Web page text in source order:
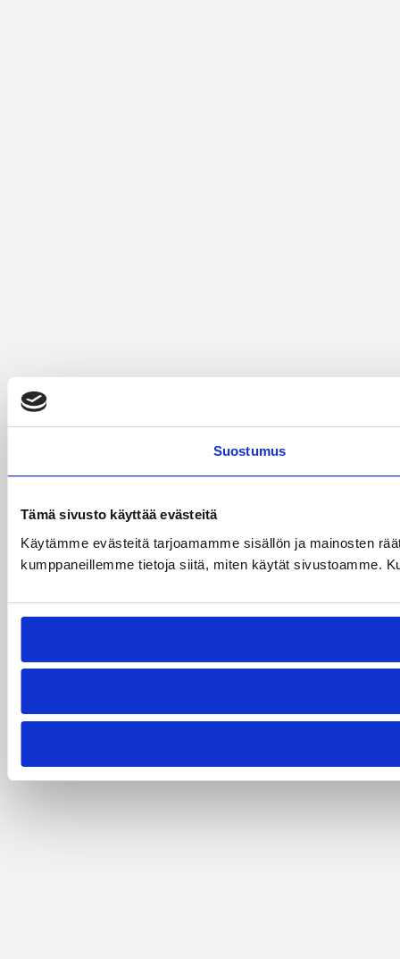
Suostumus
Tämä sivusto käyttää evästeitä
Käytämme evästeitä tarjoamamme sisällön ja mainosten
kumppaneillemme tietoja siitä, miten käytät sivustoamme.